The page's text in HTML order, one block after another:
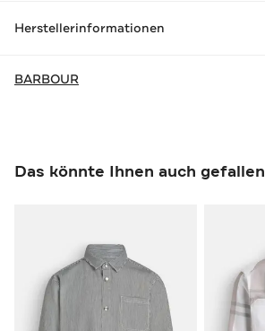
Herstellerinformationen
BARBOUR
Das könnte Ihnen auch gefallen